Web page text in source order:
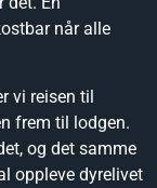
når alle
vi reisen til
frem til lodgen.
og det samme
oppleve dyrelivet